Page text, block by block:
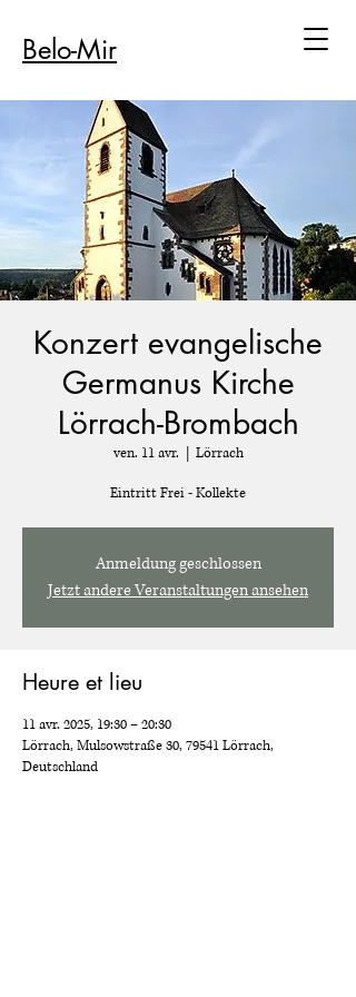
Belo-Mir
Konzert evangelische
Germanus Kirche
Lörrach-Brombach
ven. 11 avr. Lörrach
Eintritt Frei - Kollekte
Anmeldung geschlossen
Jetzt andere Veranstaltungen ansehen
Heure et lieu
11 avr. 2025, 19:30 – 20:30
Lörrach, Mulsowstraße 30, 79541 Lörrach,
Deutschland